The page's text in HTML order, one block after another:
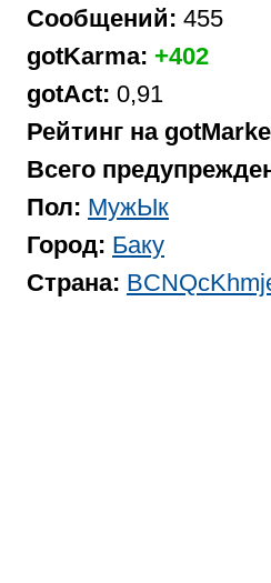
Сообщений: 455
gotKarma: +402
gotAct: 0,91
Рейтинг на
Всего
Пол: МужЫк
Город: Баку
Страна: